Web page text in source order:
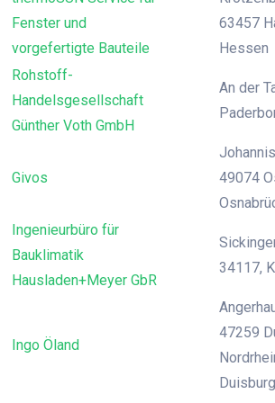
Fenster und
vorgefertigte Bauteile
63457
Hessen
Rohstoff-
Handelsgesellschaft
Günther Voth GmbH
An der
Givos
49074
Ingenieurbüro für
Bauklimatik
Hausladen+Meyer GbR
34117,
Ingo Öland
47259
Duisburg